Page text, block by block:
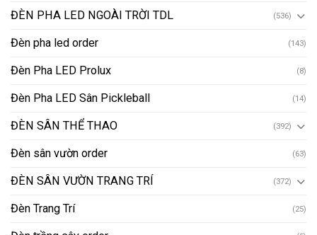
ĐÈN PHA LED NGOÀI TRỜI TDL (536)
Đèn pha led order (143)
Đèn Pha LED Prolux (8)
Đèn Pha LED Sân Pickleball (14)
ĐÈN SÂN THỂ THAO (392)
Đèn sân vườn order (63)
ĐÈN SÂN VƯỜN TRANG TRÍ (372)
Đèn Trang Trí (25)